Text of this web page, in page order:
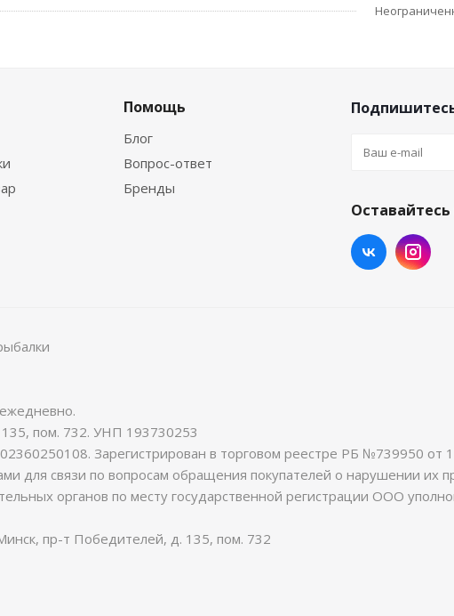
Помощь
Блог
Вопрос-ответ
Бренды
Оставайтесь
пом. 732. УНП 193730253
Зарегистрирован в торговом реестре РБ №739950 от
для связи по вопросам обращения покупателей о нарушении
органов по месту государственной регистрации ООО
пр-т Победителей, д. 135, пом. 732